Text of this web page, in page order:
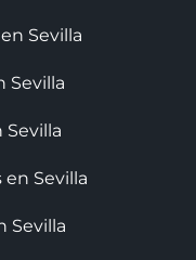
Sevilla
Sevilla
Sevilla
Sevilla
Sevilla